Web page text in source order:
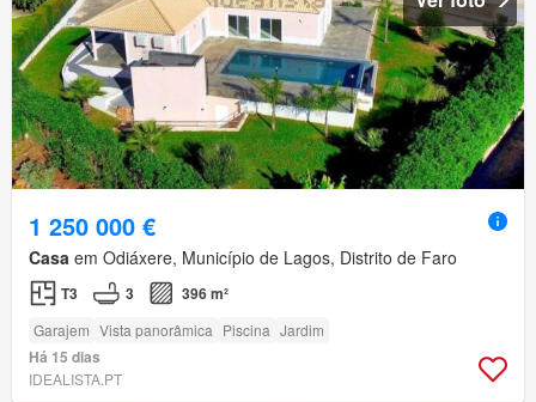
1 250 000 €
Casa em Odiáxere, Município de Lagos, Distrito de Faro
T3 3 396 m²
Garajem Vista panorâmica Piscina Jardim
Há 15 dias
IDEALISTA.PT